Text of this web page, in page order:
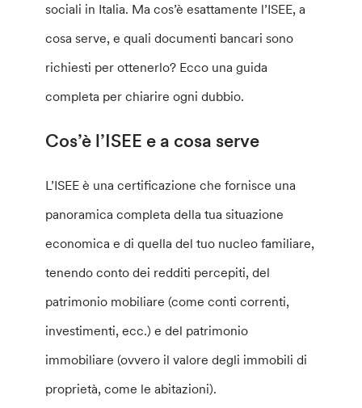
sociali in Italia. Ma cos’è esattamente l’ISEE, a
cosa serve, e quali documenti bancari sono
richiesti per ottenerlo? Ecco una guida
completa per chiarire ogni dubbio.
Cos’è l’ISEE e a cosa serve
L’ISEE è una certificazione che fornisce una
panoramica completa della tua situazione
economica e di quella del tuo nucleo familiare,
tenendo conto dei redditi percepiti, del
patrimonio mobiliare (come conti correnti,
investimenti, ecc.) e del patrimonio
immobiliare (ovvero il valore degli immobili di
proprietà, come le abitazioni).